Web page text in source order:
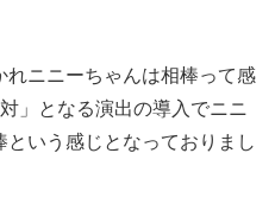
ニニーちゃんは相棒って感
」となる演出の導入でニニ
いう感じとなっておりまし